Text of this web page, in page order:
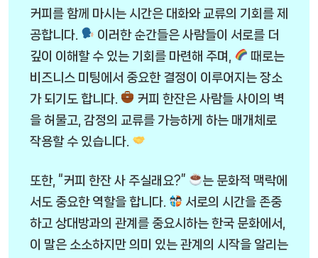
커피를 함께 마시는 시간은 대화와 교류의 기회를 제
공합니다.
이러한 순간들은 사람들이 서로를 더
깊이 이해할 수 있는 기회를 마련해 주며,
때로는
비즈니스 미팅에서 중요한 결정이 이루어지는 장소
가 되기도 합니다.
커피 한잔은 사람들 사이의 벽
을 허물고, 감정의 교류를 가능하게 하는 매개체로
작용할 수 있습니다.
또한, “커피 한잔 사 주실래요?”
는 문화적 맥락에
서도 중요한 역할을 합니다.
서로의 시간을 존중
하고 상대방과의 관계를 중요시하는 한국 문화에서,
이 말은 소소하지만 의미 있는 관계의 시작을 알리는